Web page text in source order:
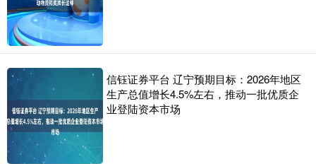
信钰证券平台 辽宁预期目标：2026年地区
生产总值增长4.5%左右，推动一批优质企
业登陆资本市场